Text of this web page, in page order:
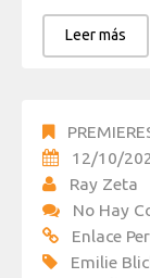
Leer más
12/10/
Ray Zeta
No Hay
Enlace
Emilie